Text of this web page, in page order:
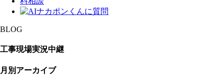
BLOG
工事現場実況中継
月別アーカイブ